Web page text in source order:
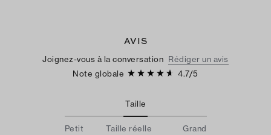
AVIS
Joignez-vous à la conversation Rédiger un avis
Note globale
4.7/5
Taille
Petit Taille réelle Grand